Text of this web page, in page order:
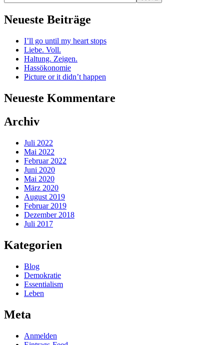
Neueste Beiträge
I’ll go until my heart stops
Liebe. Voll.
Haltung. Zeigen.
Hassökonomie
Picture or it didn’t happen
Neueste Kommentare
Archiv
Juli 2022
Mai 2022
Februar 2022
Juni 2020
Mai 2020
März 2020
August 2019
Februar 2019
Dezember 2018
Juli 2017
Kategorien
Blog
Demokratie
Essentialism
Leben
Meta
Anmelden